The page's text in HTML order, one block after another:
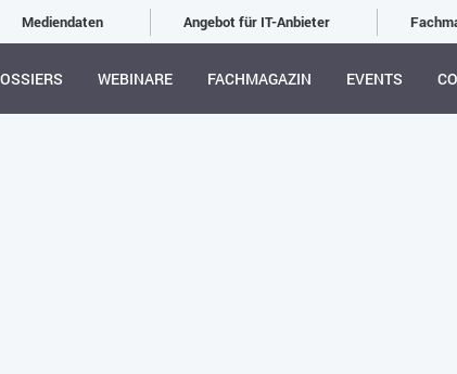
Mediendaten Angebot für IT-Anbieter
WEBINARE FACHMAGAZIN EVENTS